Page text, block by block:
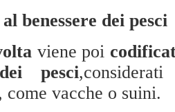
benessere dei pesci
viene poi
pesci
come vacche o suini.